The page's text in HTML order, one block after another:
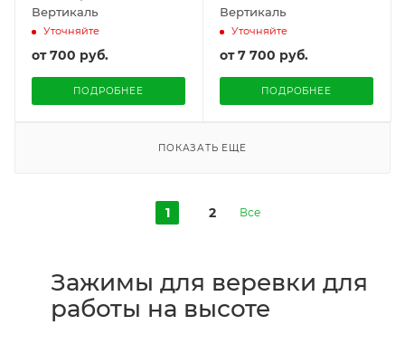
Вертикаль
Уточняйте
от700 руб.
ПОДРОБНЕЕ
Вертикаль
Уточняйте
от7 700 руб.
ПОДРОБНЕЕ
ПОКАЗАТЬ ЕЩЕ
1 2 Все
Зажимы для веревки для
работы на высоте